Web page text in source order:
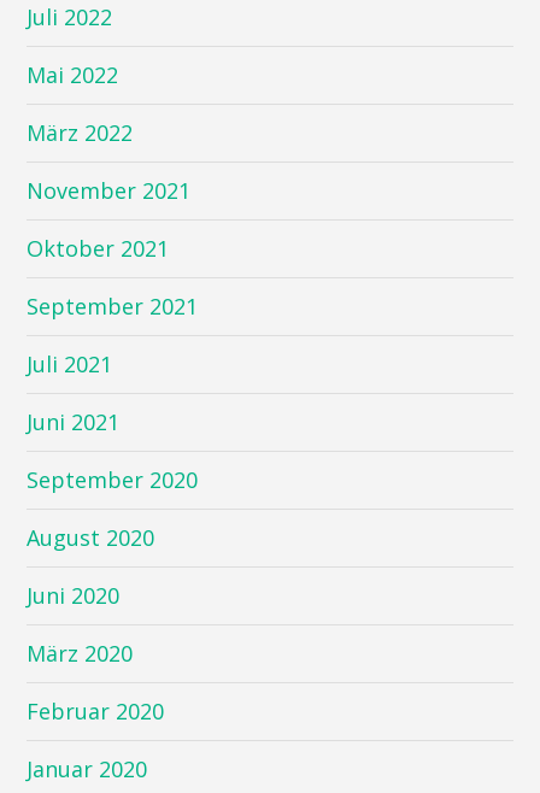
Juli 2022
Mai 2022
März 2022
November 2021
Oktober 2021
September 2021
Juli 2021
Juni 2021
September 2020
August 2020
Juni 2020
März 2020
Februar 2020
Januar 2020